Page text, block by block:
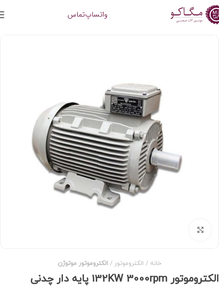
واتساپتماس
خانه الکتروموتور الکتروموتور موتوژن
الکتروموتور 132KW 3000rpm پایه دار چدنی